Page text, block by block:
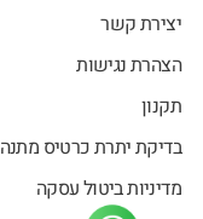
יצירת קשר
הצהרת נגישות
תקנון
בדיקת יתרת כרטיס מתנה
מדיניות ביטול עסקה